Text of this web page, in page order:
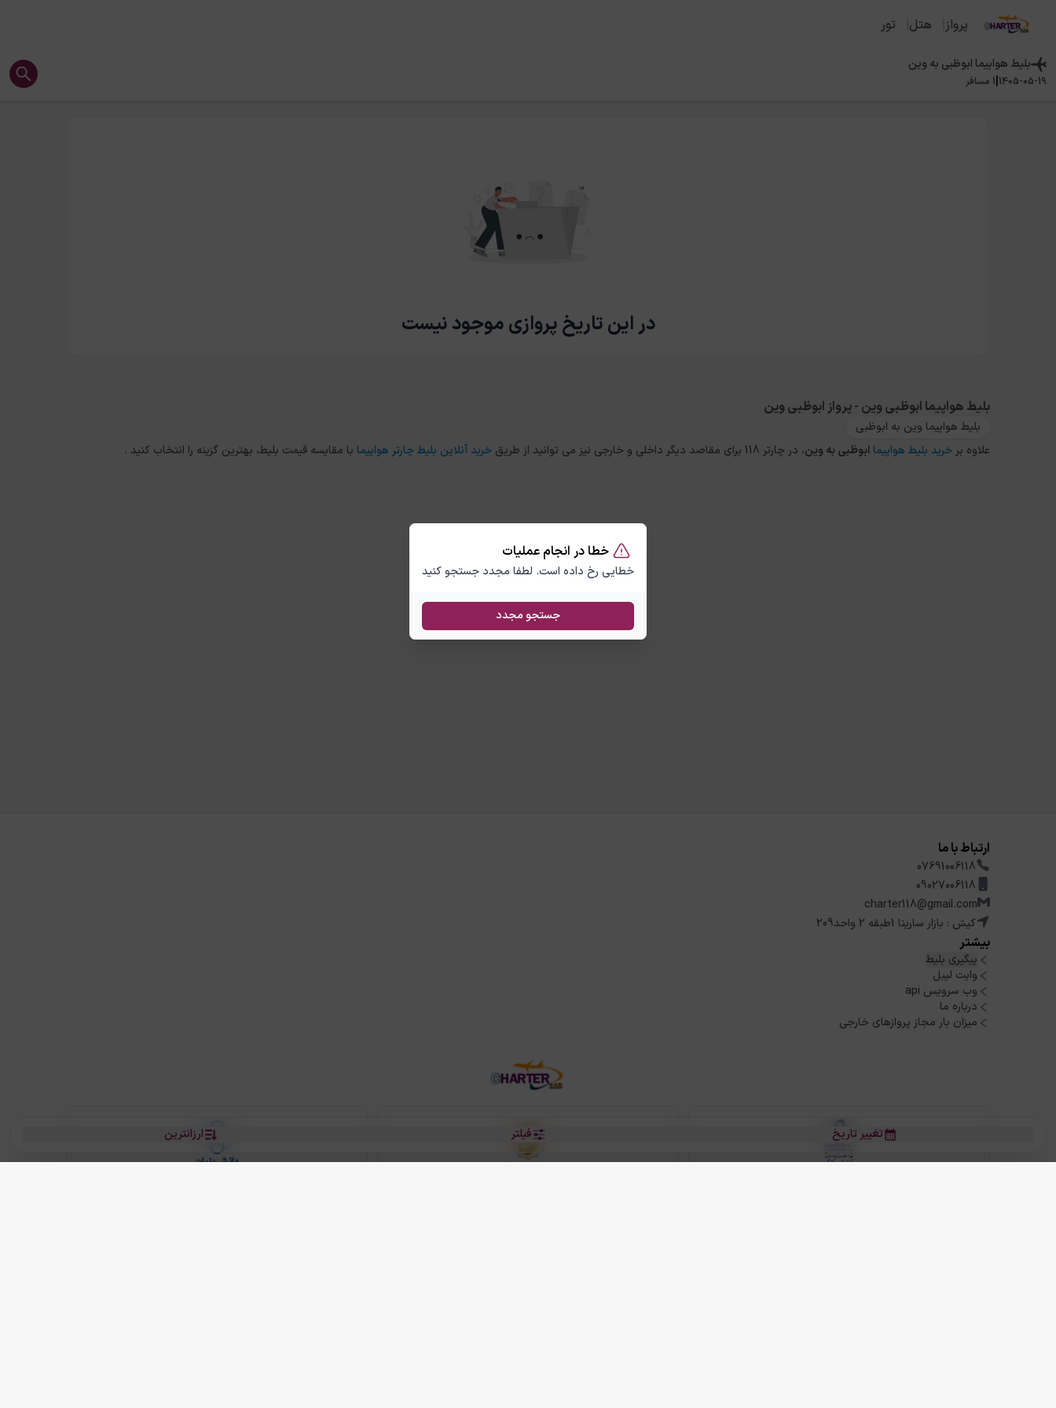
خطا در انجام عملیات
خطایی رخ داده است. لطفا مجدد جستجو کنید
جستجو مجدد
پرواز هتل تور
بلیط هواپیماابوظبی بهوین
1405-05-19
|
1 مسافر
در این تاریخ پروازی موجود نیست
ارزانترین فیلتر تغییر تاریخ
بلیط هواپیما ابوظبی وین - پرواز ابوظبی وین
بلیط هواپیما وین به ابوظبی
علاوه بر خرید بلیط هواپیما ابوظبیبه وین، در چارتر 118 برای مقاصد دیگر داخلی و خارجی نیز می توانید از طریق خرید آنلاین بلیط چارتر هواپیما با مقایسه قیمت بلیط، بهترین گزینه را انتخاب کنید .
ارتباط با ما
07691006118
09027006118
charter118@gmail.com
کیش : بازار سارینا 1طبقه 2 واحد209
بیشتر
پیگیری بلیط
وایت لیبل
وب سرویس api
درباره ما
میزان بار مجاز پروازهای خارجی